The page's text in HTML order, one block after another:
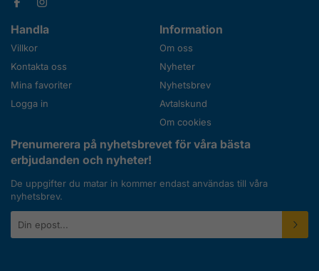
Handla
Villkor
Kontakta oss
Mina favoriter
Logga in
Information
Om oss
Nyheter
Nyhetsbrev
Avtalskund
Om cookies
Prenumerera på nyhetsbrevet för våra bästa
erbjudanden och nyheter!
De uppgifter du matar in kommer endast användas till våra
nyhetsbrev.
postadress